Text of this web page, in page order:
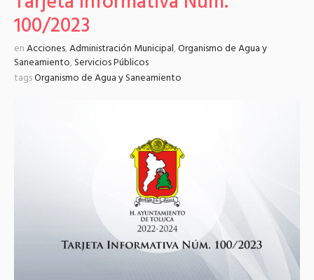
100/2023
enAcciones,Administración Municipal,Organismo de Agua y
Saneamiento,Servicios Públicos
tagsOrganismo de Agua y Saneamiento